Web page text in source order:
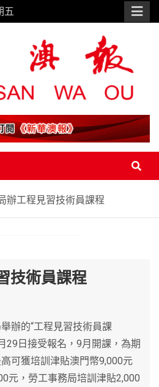
五
辦工程見習技術員課程
技術員課程
辦的“工程見習技術員課
29日接受報名，9月開課，為期
可獲培訓津貼澳門幣9,000元
元，勞工事務局培訓津貼2,000